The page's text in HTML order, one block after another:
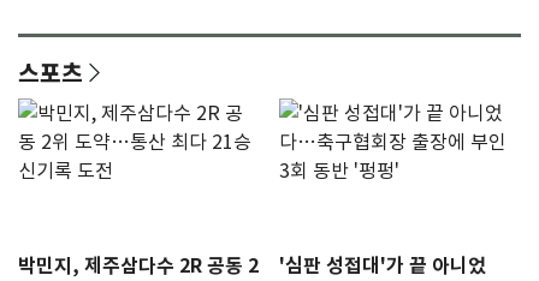
스포츠
박민지, 제주삼다수 2R 공동 2
'심판 성접대'가 끝 아니었